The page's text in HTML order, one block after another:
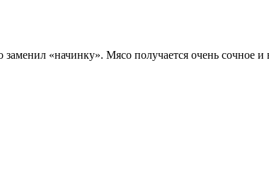
заменил «начинку». Мясо получается очень сочное и